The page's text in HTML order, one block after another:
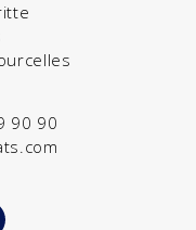
90 90